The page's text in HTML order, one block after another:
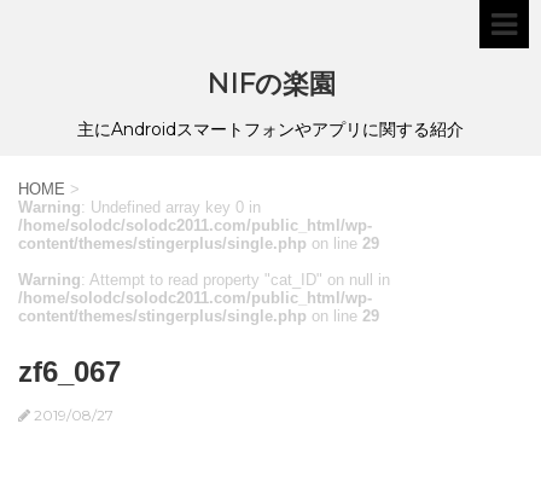
NIFの楽園
主にAndroidスマートフォンやアプリに関する紹介
HOME >
Warning: Undefined array key 0 in
/home/solodc/solodc2011.com/public_html/wp-
content/themes/stingerplus/single.php on line 29
Warning: Attempt to read property "cat_ID" on null in
/home/solodc/solodc2011.com/public_html/wp-
content/themes/stingerplus/single.php on line 29
zf6_067
2019/08/27